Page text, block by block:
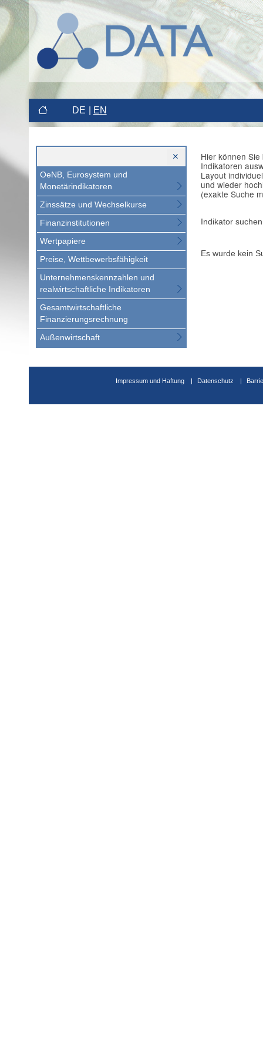
DE EN
OeNB, Eurosystem und
Monetärindikatoren
Zinssätze und Wechselkurse
Finanzinstitutionen
Wertpapiere
Preise, Wettbewerbsfähigkeit
Unternehmenskennzahlen und
realwirtschaftliche Indikatoren
Gesamtwirtschaftliche
Finanzierungsrechnung
Außenwirtschaft
Hier können
Indikatoren
Layout
und wieder
(exakte Suche
Indikator suchen
Es wurde kein
Impressum und Haftung Datenschutz